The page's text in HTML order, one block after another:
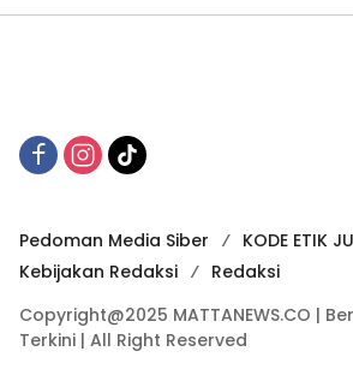
Pedoman Media Siber
KODE ETIK
Kebijakan Redaksi
Redaksi
Copyright@2025 MATTANEWS.CO |
Terkini | All Right Reserved